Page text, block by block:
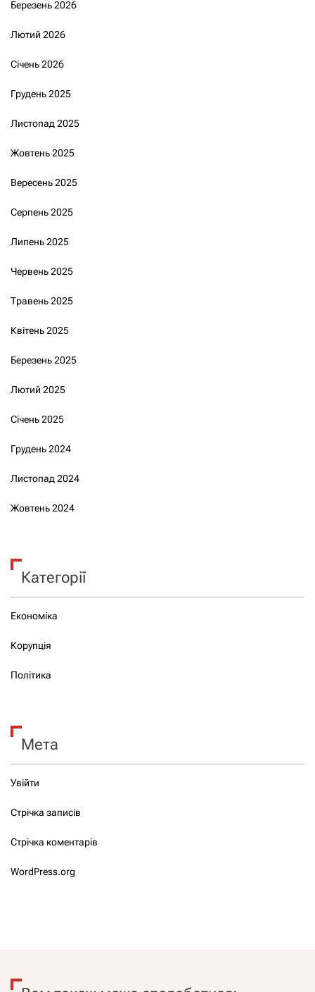
Березень 2026
Лютий 2026
Січень 2026
Грудень 2025
Листопад 2025
Жовтень 2025
Вересень 2025
Серпень 2025
Липень 2025
Червень 2025
Травень 2025
Квітень 2025
Березень 2025
Лютий 2025
Січень 2025
Грудень 2024
Листопад 2024
Жовтень 2024
Категорії
Економіка
Корупція
Політика
Мета
Увійти
Стрічка записів
Стрічка коментарів
WordPress.org